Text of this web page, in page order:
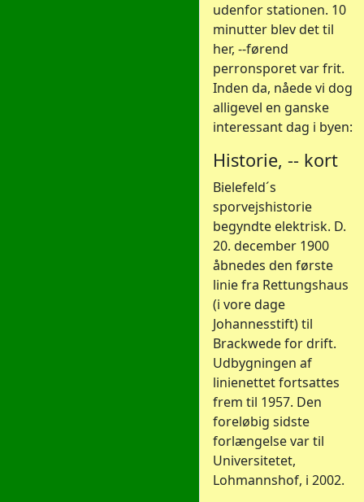
udenfor stationen. 10
minutter blev det til
her, --førend
perronsporet var frit.
Inden da, nåede vi dog
alligevel en ganske
interessant dag i byen:
Historie, -- kort
Bielefeld´s
sporvejshistorie
begyndte elektrisk. D.
20. december 1900
åbnedes den første
linie fra Rettungshaus
(i vore dage
Johannesstift) til
Brackwede for drift.
Udbygningen af
linienettet fortsattes
frem til 1957. Den
foreløbig sidste
forlængelse var til
Universitetet,
Lohmannshof, i 2002.